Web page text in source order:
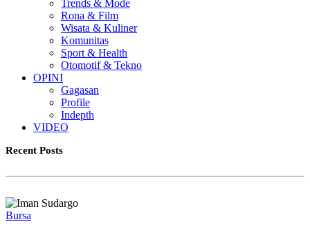
Trends & Mode
Rona & Film
Wisata & Kuliner
Komunitas
Sport & Health
Otomotif & Tekno
OPINI
Gagasan
Profile
Indepth
VIDEO
Recent Posts
Bursa